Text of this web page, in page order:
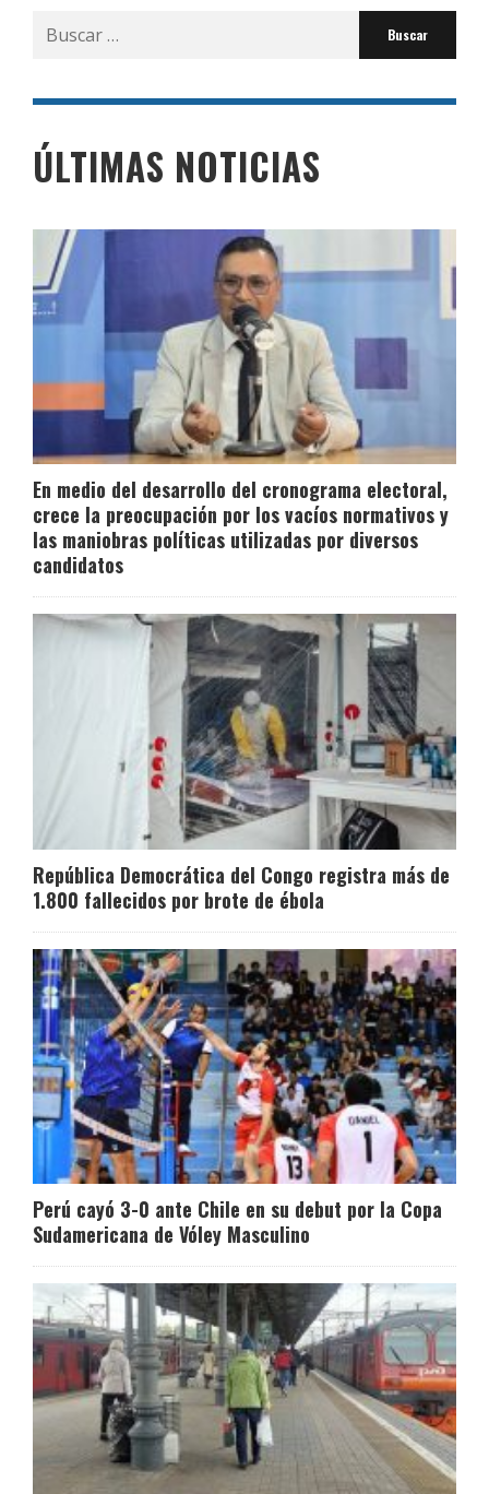
Buscar
por:
ÚLTIMAS NOTICIAS
En medio del desarrollo del cronograma electoral,
crece la preocupación por los vacíos normativos y
las maniobras políticas utilizadas por diversos
candidatos
República Democrática del Congo registra más de
1.800 fallecidos por brote de ébola
Perú cayó 3-0 ante Chile en su debut por la Copa
Sudamericana de Vóley Masculino